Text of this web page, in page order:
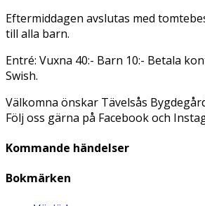
Eftermiddagen avslutas med
till alla barn.
Entré: Vuxna 40:- Barn 10:- Betala
Swish.
Välkomna önskar Tävelsås
Följ oss gärna på Facebook och
Kommande händelser
Bokmärken